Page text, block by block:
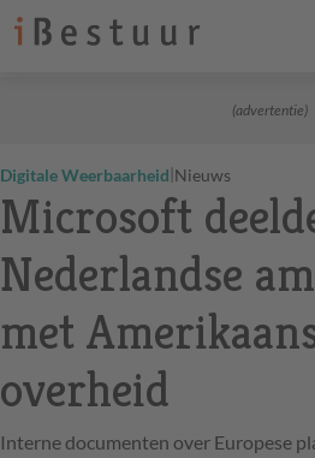
(advertentie)
Digitale Weerbaarheid|Nieuws
Microsoft
Nederlandse
met
overheid
Interne documenten over Europese